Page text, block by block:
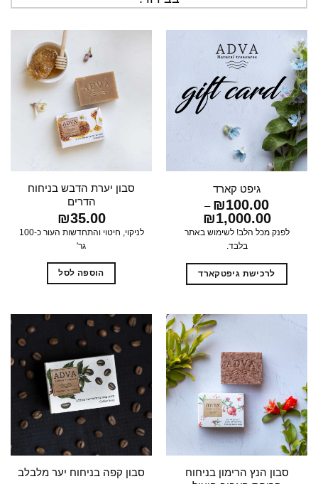
גיפט קארד
₪100.00
–
₪1,000.00
לפנק מכל הלב! לשימוש באתר
בלבד.
לרכישת גיפטקארד
מספר
סוגים.
ניתן
לבחור
את
האפשרויות
בעמוד
סבון יערת הדבש בניחוח
הדרים
₪35.00
לניקוי, חיטוי והתחדשות העור כ-100
גר'
הוספה לסל
סבון הנץ הרימון בניחוח
סבון קפה בניחוח יער מלבלב